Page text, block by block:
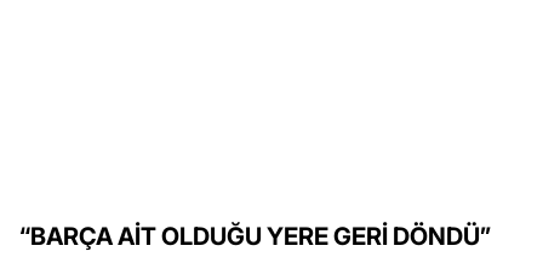
“BARÇA AİT OLDUĞU YERE GERİ DÖNDÜ”